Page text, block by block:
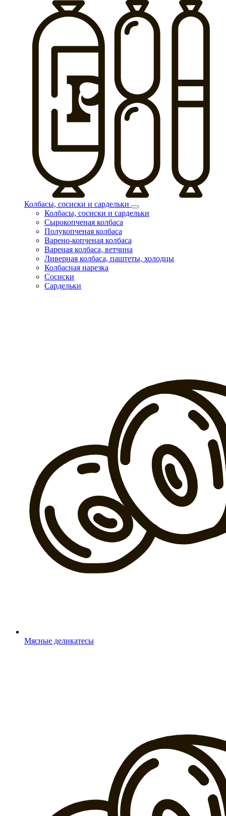
Колбасы, сосиски и сардельки
Колбасы, сосиски и сардельки
Сырокопченая колбаса
Полукопченая колбаса
Варено-копченая колбаса
Вареная колбаса, ветчина
Ливерная колбаса, паштеты, холодцы
Колбасная нарезка
Сосиски
Сардельки
Мясные деликатесы